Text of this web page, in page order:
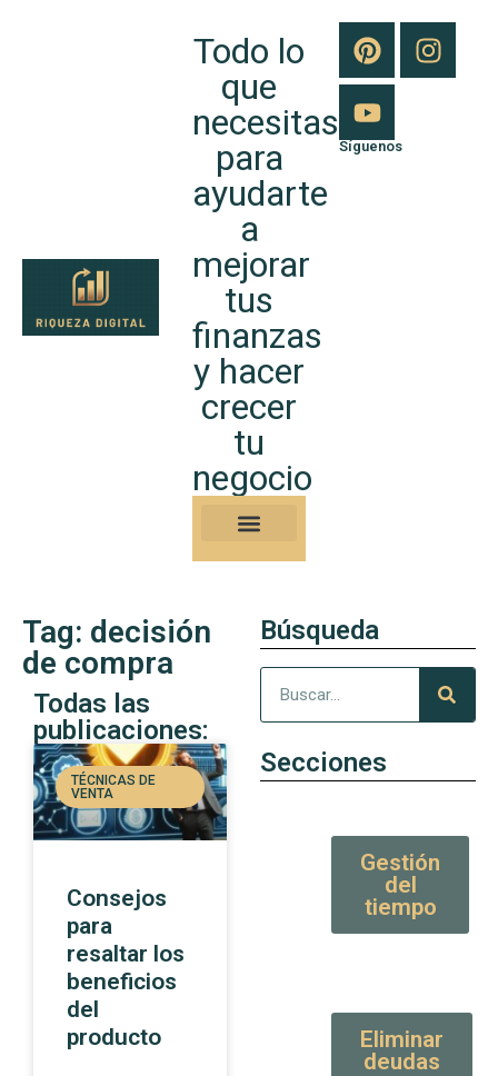
Todo lo
que
necesitas
para
ayudarte
a
mejorar
tus
finanzas
y hacer
crecer
tu
negocio
Síguenos
Tag: decisión
de compra
Todas las
publicaciones:
TÉCNICAS DE
VENTA
Consejos
para
resaltar los
beneficios
del
producto
Búsqueda
Secciones
Gestión
del
tiempo
Eliminar
deudas